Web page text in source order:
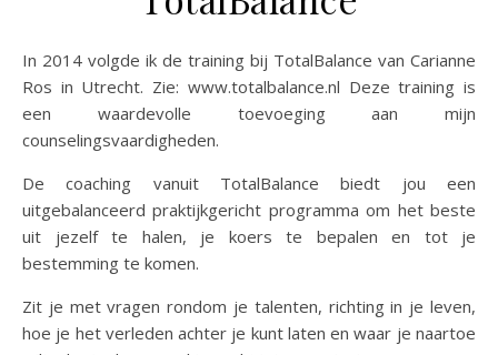
In 2014 volgde ik de training bij TotalBalance van Carianne
Ros in Utrecht. Zie: www.totalbalance.nl Deze training is
een waardevolle toevoeging aan mijn
counselingsvaardigheden.
De coaching vanuit TotalBalance biedt jou een
uitgebalanceerd praktijkgericht programma om het beste
uit jezelf te halen, je koers te bepalen en tot je
bestemming te komen.
Zit je met vragen rondom je talenten, richting in je leven,
hoe je het verleden achter je kunt laten en waar je naartoe